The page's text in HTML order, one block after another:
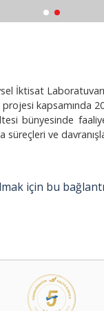
İktisat
kapsamında
bünyesinde
süreçleri ve
için bu